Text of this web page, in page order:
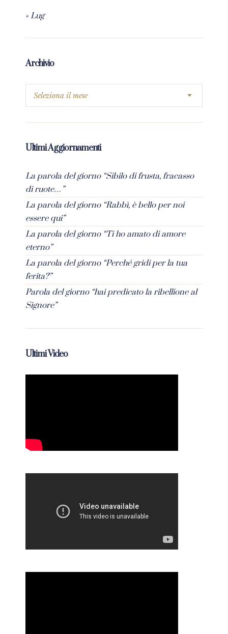
« Lug
Archivio
Ultimi Aggiornamenti
La parola del giorno “Sibilo di frusta, fracasso
di ruote…”
La parola del giorno “Rabbì, è bello per noi
essere qui”
La parola del giorno “Ti ho amato di amore
eterno”
La parola del giorno “Perché gridi per la tua
ferita?”
Parola del giorno “hai predicato la ribellione al
Signore”
Ultimi Video